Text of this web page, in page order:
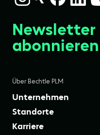
Über Bechtle PLM
Unternehmen
Standorte
Karriere
Newsletter
abonnieren